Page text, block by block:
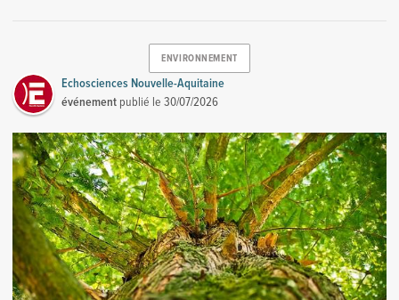
ENVIRONNEMENT
Echosciences Nouvelle-Aquitaine
événement publié le30/07/2026